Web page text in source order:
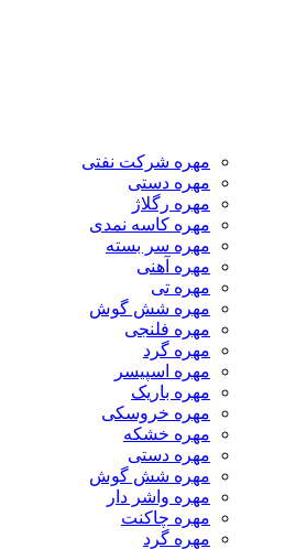
مهره شرکت نفتی
مهره دستی
مهره رگلاژ
مهره کاسه نمدی
مهره سر بسته
مهره آهنی
مهره تی
مهره شش گوش
مهره فلنجی
مهره گرد
مهره اسپیسر
مهره باریک
مهره خروسکی
مهره خشکه
مهره دستی
مهره شش گوش
مهره واشر دار
مهره چاکنت
مهره گرد